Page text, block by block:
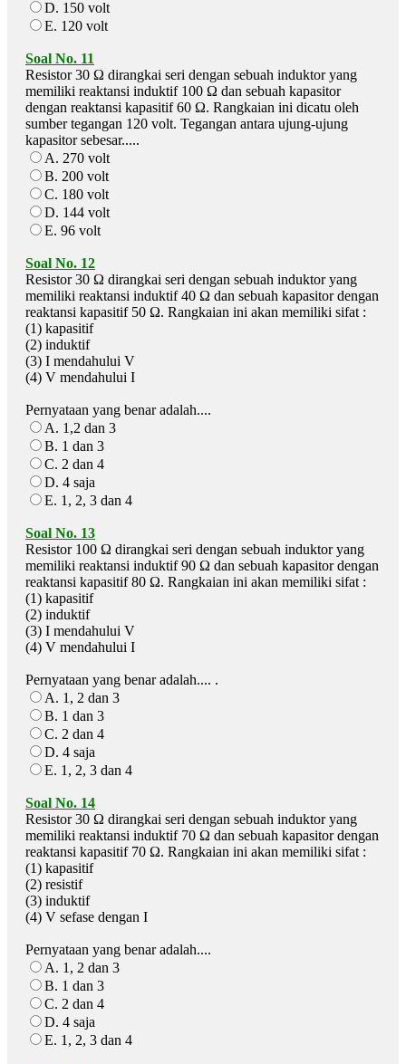
D. 150 volt
E. 120 volt
Soal No. 11
Resistor 30 Ω dirangkai seri dengan sebuah induktor yang
memiliki reaktansi induktif 100 Ω dan sebuah kapasitor
dengan reaktansi kapasitif 60 Ω. Rangkaian ini dicatu oleh
sumber tegangan 120 volt. Tegangan antara ujung-ujung
kapasitor sebesar.....
A. 270 volt
B. 200 volt
C. 180 volt
D. 144 volt
E. 96 volt
Soal No. 12
Resistor 30 Ω dirangkai seri dengan sebuah induktor yang
memiliki reaktansi induktif 40 Ω dan sebuah kapasitor dengan
reaktansi kapasitif 50 Ω. Rangkaian ini akan memiliki sifat :
(1) kapasitif
(2) induktif
(3) I mendahului V
(4) V mendahului I
Pernyataan yang benar adalah....
A. 1,2 dan 3
B. 1 dan 3
C. 2 dan 4
D. 4 saja
E. 1, 2, 3 dan 4
Soal No. 13
Resistor 100 Ω dirangkai seri dengan sebuah induktor yang
memiliki reaktansi induktif 90 Ω dan sebuah kapasitor dengan
reaktansi kapasitif 80 Ω. Rangkaian ini akan memiliki sifat :
(1) kapasitif
(2) induktif
(3) I mendahului V
(4) V mendahului I
Pernyataan yang benar adalah.... .
A. 1, 2 dan 3
B. 1 dan 3
C. 2 dan 4
D. 4 saja
E. 1, 2, 3 dan 4
Soal No. 14
Resistor 30 Ω dirangkai seri dengan sebuah induktor yang
memiliki reaktansi induktif 70 Ω dan sebuah kapasitor dengan
reaktansi kapasitif 70 Ω. Rangkaian ini akan memiliki sifat :
(1) kapasitif
(2) resistif
(3) induktif
(4) V sefase dengan I
Pernyataan yang benar adalah....
A. 1, 2 dan 3
B. 1 dan 3
C. 2 dan 4
D. 4 saja
E. 1, 2, 3 dan 4